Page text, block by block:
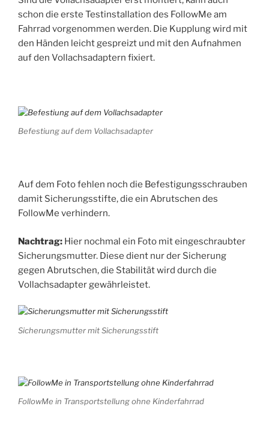
schon die erste Testinstallation des FollowMe am
Fahrrad vorgenommen werden. Die Kupplung wird mit
den Händen leicht gespreizt und mit den Aufnahmen
auf den Vollachsadaptern fixiert.
Befestiung auf dem Vollachsadapter
Auf dem Foto fehlen noch die Befestigungsschrauben
damit Sicherungsstifte, die ein Abrutschen des
FollowMe verhindern.
Nachtrag: Hier nochmal ein Foto mit eingeschraubter
Sicherungsmutter. Diese dient nur der Sicherung
gegen Abrutschen, die Stabilität wird durch die
Vollachsadapter gewährleistet.
Sicherungsmutter mit Sicherungsstift
FollowMe in Transportstellung ohne Kinderfahrrad